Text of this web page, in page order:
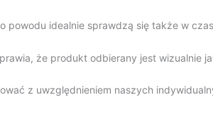
powodu idealnie sprawdzą się także w
że produkt odbierany jest wizualnie
z uwzględnieniem naszych